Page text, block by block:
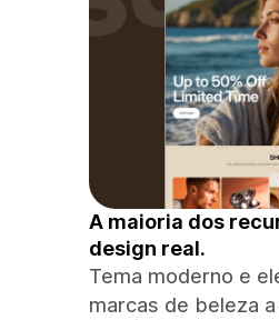
A maioria dos
design real.
Tema moderno e
marcas de beleza